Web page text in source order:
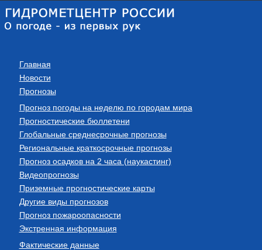
Главная
Новости
Прогнозы
Прогноз погоды на неделю по городам мира
Прогностические бюллетени
Глобальные среднесрочные прогнозы
Региональные краткосрочные прогнозы
Прогноз осадков на 2 часа (наукастинг)
Видеопрогнозы
Приземные прогностические карты
Другие виды прогнозов
Прогноз пожароопасности
Экстренная информация
Фактические данные